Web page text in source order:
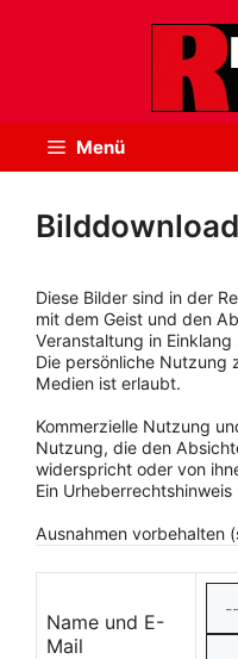
Menü
Bilddownload
Diese Bilder sind in der
mit dem Geist und den
Veranstaltung in Einklang
Die persönliche Nutzung
Medien ist erlaubt.
Kommerzielle Nutzung
Nutzung, die den
widerspricht oder von
Ein
Ausnahmen vorbehalten
Name und E-
Mail